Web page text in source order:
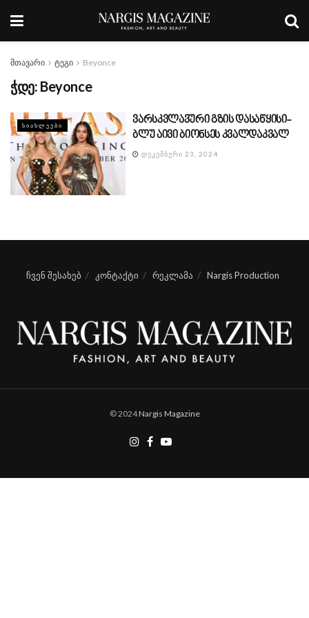
მთავარი ტეგი Beyonce
ჭდე: Beyonce
ᲡᲘᲐᲮᲚᲔᲔᲑᲘ
ვარსკვლავური გზის დასაწყისი-
ბლუ აივი ბიონსეს კვალდაკვალ
ᲓᲔᲙᲔᲛᲑᲔᲠᲘ 23, 2024
ჩვენ შესახებ კონტაქტი რეკლამა Nargis Production
© 2024Nargis Magazine